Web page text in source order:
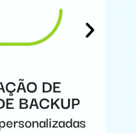
DE
BACKUP